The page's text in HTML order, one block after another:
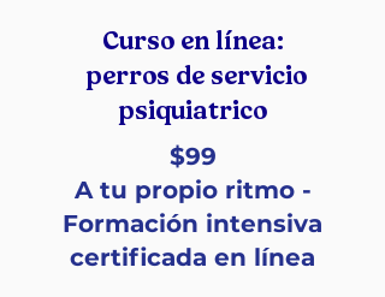
Curso en línea:
perros de servicio
psiquiatrico
$99
A tu propio ritmo -
Formación intensiva
certificada en línea